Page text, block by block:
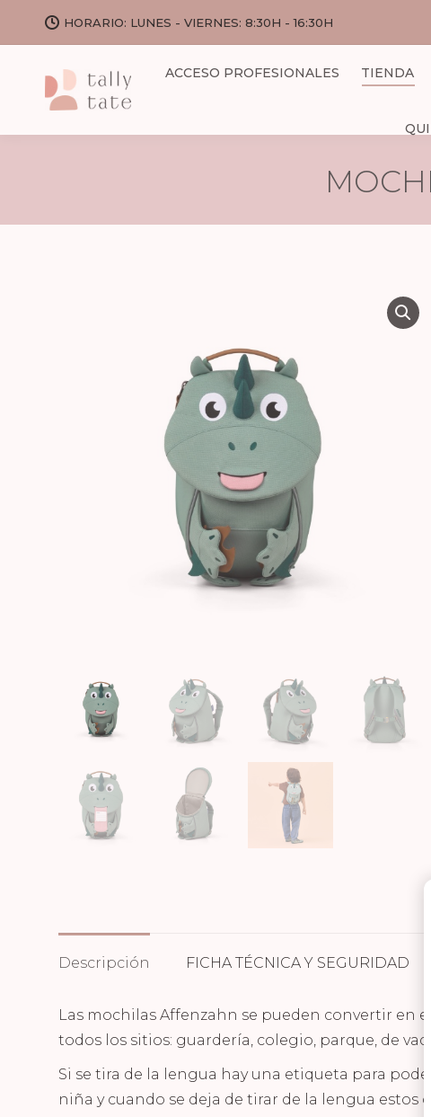
HORARIO: LUNES - VIERNES: 8:30H - 16:30H
ACCESO PROFESIONALES TIENDA
Descripción FICHA TÉCNICA Y SEGURIDAD
Las mochilas Affenzahn se pueden convertir en
todos los sitios: guardería, colegio, parque, de
Si se tira de la lengua hay una etiqueta para
niña y cuando se deja de tirar de la lengua estos